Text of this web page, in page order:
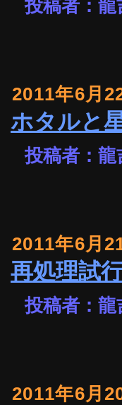
投稿者：龍
2011年6月
ホタルと
投稿者：龍
2011年6月
再処理試
投稿者：龍
2011年6月